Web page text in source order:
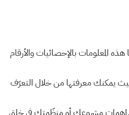
المعلومات بالإحصائيات والأرقام
يمكنك معرفتها من خلال التعرّف
مشروعك أو منظّمتك في خلق